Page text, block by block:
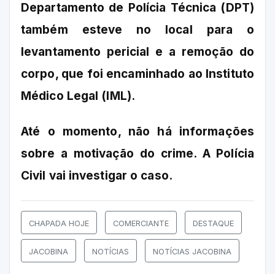
Departamento de Polícia Técnica (DPT)
também esteve no local para o
levantamento pericial e a remoção do
corpo, que foi encaminhado ao Instituto
Médico Legal (IML).
Até o momento, não há informações
sobre a motivação do crime. A Polícia
Civil vai investigar o caso.
CHAPADA HOJE COMERCIANTE DESTAQUE
JACOBINA NOTÍCIAS NOTÍCIAS JACOBINA